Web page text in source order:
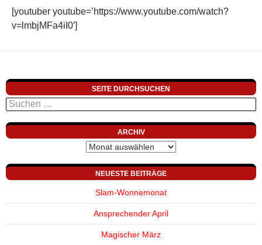
[youtuber youtube=’https://www.youtube.com/watch?
v=lmbjMFa4iI0′]
SEITE DURCHSUCHEN
Suchen
nach:
ARCHIV
Archiv
NEUESTE BEITRÄGE
Slam-Wonnemonat
Ansprechender April
Magischer März